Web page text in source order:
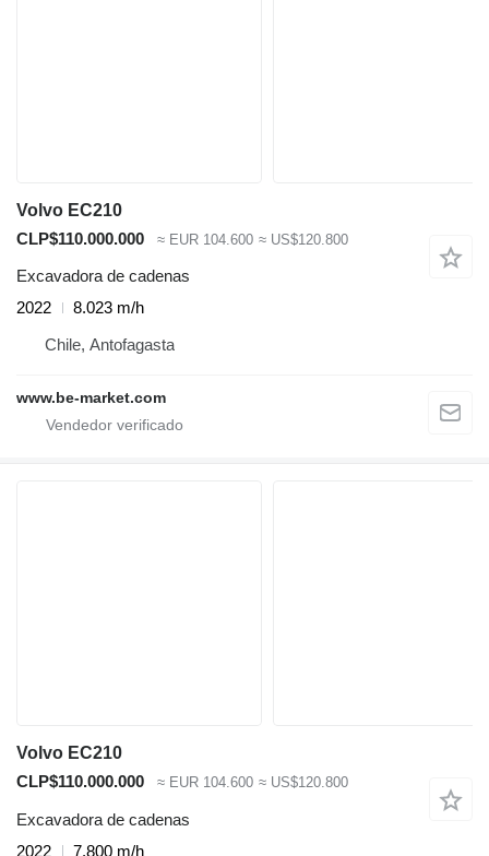
Volvo EC210
CLP$110.000.000
≈ EUR 104.600 ≈ US$120.800
Excavadora de cadenas
2022
8.023 m/h
Chile, Antofagasta
www.be-market.com
Volvo EC210
CLP$110.000.000
≈ EUR 104.600 ≈ US$120.800
Excavadora de cadenas
2022
7.800 m/h